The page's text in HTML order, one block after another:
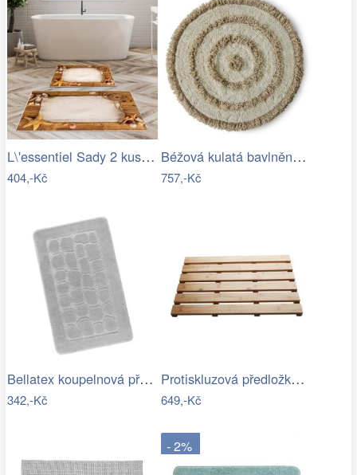
L\'essentiel Sady 2 kusů koupelnových…
404,-Kč
Béžová kulatá bavlněná koupelnová…
757,-Kč
Bellatex koupelnová předložka BANY…
342,-Kč
Protiskluzová předložka do koupelny…
649,-Kč
- 2%